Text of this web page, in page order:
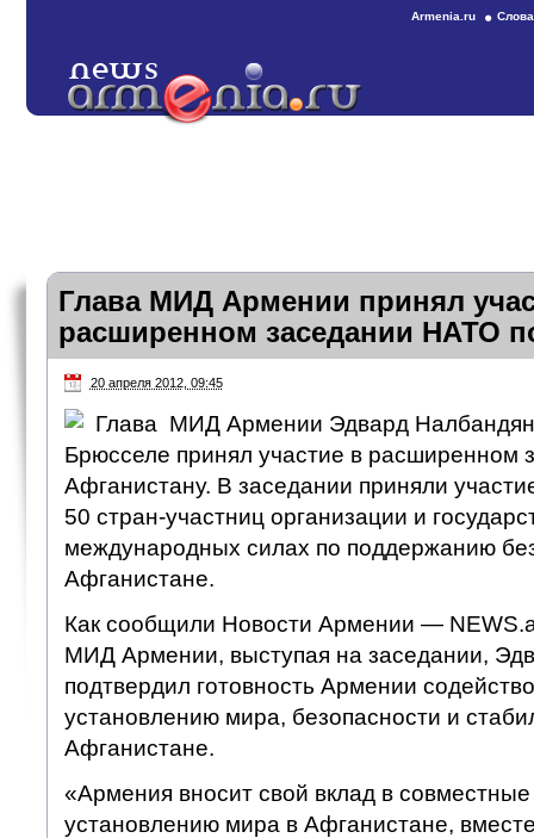
Armenia.ru
Глава МИД Армении принял
расширенном заседании НАТО
20 апреля 2012, 09:45
Глава МИД Армении Эдвард
Брюсселе принял участие в расширенном
Афганистану. В заседании приняли
50 стран-участниц организации и
международных силах по поддержанию
Афганистане.
Как сообщили Новости Армении —
МИД Армении, выступая на заседании,
подтвердил готовность Армении
установлению мира, безопасности и
Афганистане.
«Армения вносит свой вклад в
установлению мира в Афганистане,